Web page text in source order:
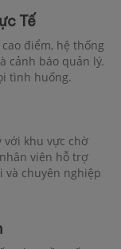
Tế
điểm, hệ thống
cảnh báo quản lý.
tình huống.
với khu vực chờ
viên hỗ trợ
và chuyên nghiệp